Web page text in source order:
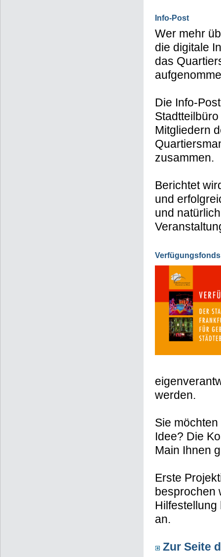
Info-Post
Wer mehr
die digitale
das
Die Info-
Mitgliedern
zusammen.
Berichtet
und
und
Verfügungsfonds
werden.
Sie
Idee? Die
Main Ihnen
Erste
besprochen
an.
Zur Seite